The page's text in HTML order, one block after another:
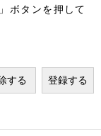
ボタンを押して